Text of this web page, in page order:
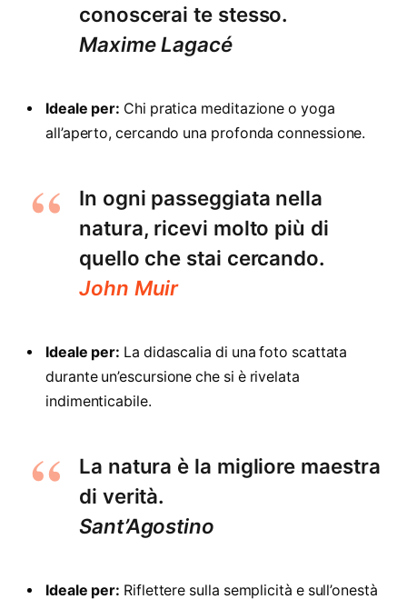
conoscerai te stesso.
Maxime Lagacé
Ideale per: Chi pratica meditazione o yoga
all’aperto, cercando una profonda connessione.
In ogni passeggiata nella
natura, ricevi molto più di
quello che stai cercando.
John Muir
Ideale per: La didascalia di una foto scattata
durante un’escursione che si è rivelata
indimenticabile.
La natura è la migliore maestra
di verità.
Sant’Agostino
Ideale per: Riflettere sulla semplicità e sull’onestà